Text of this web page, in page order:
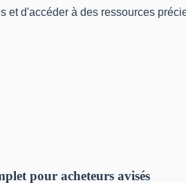
d'accéder à des ressources
pour acheteurs avisés